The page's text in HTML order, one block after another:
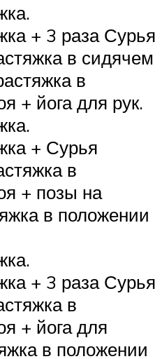
+ 3 раза Сурья
в сидячем
в
+ йога для рук.
+ Сурья
в
+ позы на
в положении
+ 3 раза Сурья
в
+ йога для
в положении